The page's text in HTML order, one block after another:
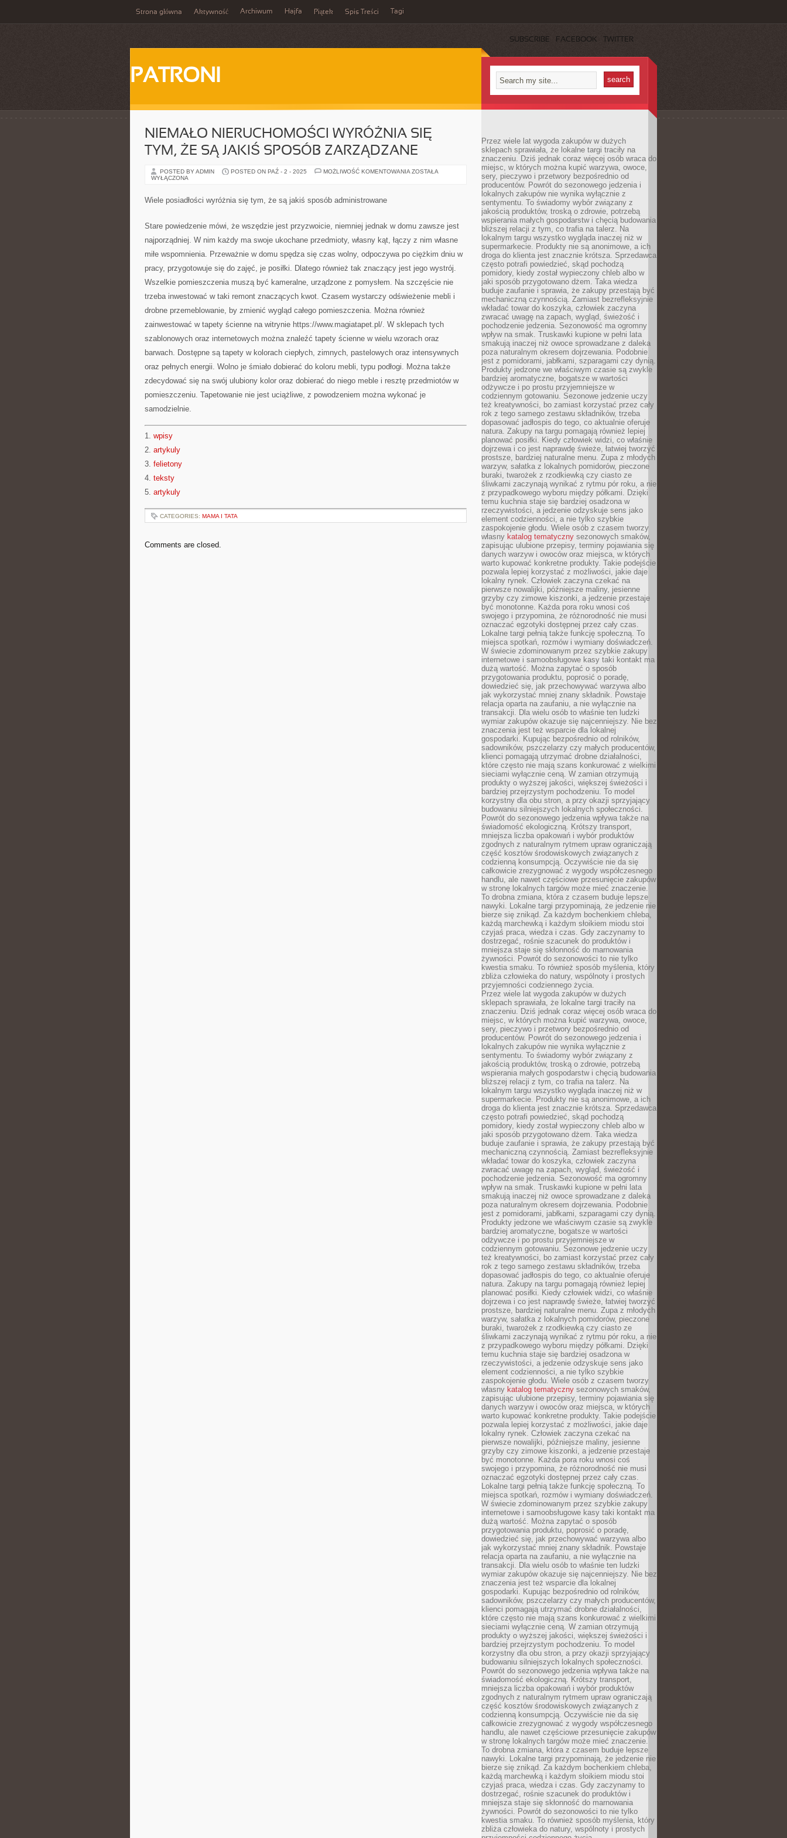
Strona główna Aktywność Archiwum Hajfa Piątek Spis Treści Tagi
SUBSCRIBE FACEBOOK TWITTER
PATRONI
NIEMAŁO NIERUCHOMOŚCI WYRÓŻNIA SIĘ
TYM, ŻE SĄ JAKIŚ SPOSÓB ZARZĄDZANE
POSTED BY ADMIN POSTED ON PAŹ - 2 - 2025 MOŻLIWOŚĆ KOMENTOWANIA NIEMAŁO
ZARZĄDZANE
ZOSTAŁA
WYŁĄCZONA
Wiele posiadłości wyróżnia się tym, że są jakiś sposób administrowane
Stare powiedzenie mówi, że wszędzie jest przyzwoicie, niemniej jednak w domu zawsze jest
najporządniej. W nim każdy ma swoje ukochane przedmioty, własny kąt, łączy z nim własne
miłe wspomnienia. Przeważnie w domu spędza się czas wolny, odpoczywa po ciężkim dniu w
pracy, przygotowuje się do zajęć, je posiłki. Dlatego również tak znaczący jest jego wystrój.
Wszelkie pomieszczenia muszą być kameralne, urządzone z pomysłem. Na szczęście nie
trzeba inwestować w taki remont znaczących kwot. Czasem wystarczy odświeżenie mebli i
drobne przemeblowanie, by zmienić wygląd całego pomieszczenia. Można również
zainwestować w tapety ścienne na witrynie https://www.magiatapet.pl/. W sklepach tych
szablonowych oraz internetowych można znaleźć tapety ścienne w wielu wzorach oraz
barwach. Dostępne są tapety w kolorach ciepłych, zimnych, pastelowych oraz intensywnych
oraz pełnych energii. Wolno je śmiało dobierać do koloru mebli, typu podłogi. Można także
zdecydować się na swój ulubiony kolor oraz dobierać do niego meble i resztę przedmiotów w
pomieszczeniu. Tapetowanie nie jest uciążliwe, z powodzeniem można wykonać je
samodzielnie.
1. wpisy
2. artykuly
3. felietony
4. teksty
5. artykuly
CATEGORIES: MAMA I TATA
Comments are closed.
Przez wiele lat wygoda zakupów w dużych
sklepach sprawiała, że lokalne targi traciły na
znaczeniu. Dziś jednak coraz więcej osób wraca do
miejsc, w których można kupić warzywa, owoce,
sery, pieczywo i przetwory bezpośrednio od
producentów. Powrót do sezonowego jedzenia i
lokalnych zakupów nie wynika wyłącznie z
sentymentu. To świadomy wybór związany z
jakością produktów, troską o zdrowie, potrzebą
wspierania małych gospodarstw i chęcią budowania
bliższej relacji z tym, co trafia na talerz. Na
lokalnym targu wszystko wygląda inaczej niż w
supermarkecie. Produkty nie są anonimowe, a ich
droga do klienta jest znacznie krótsza. Sprzedawca
często potrafi powiedzieć, skąd pochodzą
pomidory, kiedy został wypieczony chleb albo w
jaki sposób przygotowano dżem. Taka wiedza
buduje zaufanie i sprawia, że zakupy przestają być
mechaniczną czynnością. Zamiast bezrefleksyjnie
wkładać towar do koszyka, człowiek zaczyna
zwracać uwagę na zapach, wygląd, świeżość i
pochodzenie jedzenia. Sezonowość ma ogromny
wpływ na smak. Truskawki kupione w pełni lata
smakują inaczej niż owoce sprowadzane z daleka
poza naturalnym okresem dojrzewania. Podobnie
jest z pomidorami, jabłkami, szparagami czy dynią.
Produkty jedzone we właściwym czasie są zwykle
bardziej aromatyczne, bogatsze w wartości
odżywcze i po prostu przyjemniejsze w
codziennym gotowaniu. Sezonowe jedzenie uczy
też kreatywności, bo zamiast korzystać przez cały
rok z tego samego zestawu składników, trzeba
dopasować jadłospis do tego, co aktualnie oferuje
natura. Zakupy na targu pomagają również lepiej
planować posiłki. Kiedy człowiek widzi, co właśnie
dojrzewa i co jest naprawdę świeże, łatwiej tworzyć
prostsze, bardziej naturalne menu. Zupa z młodych
warzyw, sałatka z lokalnych pomidorów, pieczone
buraki, twarożek z rzodkiewką czy ciasto ze
śliwkami zaczynają wynikać z rytmu pór roku, a nie
z przypadkowego wyboru między półkami. Dzięki
temu kuchnia staje się bardziej osadzona w
rzeczywistości, a jedzenie odzyskuje sens jako
element codzienności, a nie tylko szybkie
zaspokojenie głodu. Wiele osób z czasem tworzy
własny katalog tematyczny sezonowych smaków,
zapisując ulubione przepisy, terminy pojawiania się
danych warzyw i owoców oraz miejsca, w których
warto kupować konkretne produkty. Takie podejście
pozwala lepiej korzystać z możliwości, jakie daje
lokalny rynek. Człowiek zaczyna czekać na
pierwsze nowalijki, późniejsze maliny, jesienne
grzyby czy zimowe kiszonki, a jedzenie przestaje
być monotonne. Każda pora roku wnosi coś
swojego i przypomina, że różnorodność nie musi
oznaczać egzotyki dostępnej przez cały czas.
Lokalne targi pełnią także funkcję społeczną. To
miejsca spotkań, rozmów i wymiany doświadczeń.
W świecie zdominowanym przez szybkie zakupy
internetowe i samoobsługowe kasy taki kontakt ma
dużą wartość. Można zapytać o sposób
przygotowania produktu, poprosić o poradę,
dowiedzieć się, jak przechowywać warzywa albo
jak wykorzystać mniej znany składnik. Powstaje
relacja oparta na zaufaniu, a nie wyłącznie na
transakcji. Dla wielu osób to właśnie ten ludzki
wymiar zakupów okazuje się najcenniejszy. Nie bez
znaczenia jest też wsparcie dla lokalnej
gospodarki. Kupując bezpośrednio od rolników,
sadowników, pszczelarzy czy małych producentów,
klienci pomagają utrzymać drobne działalności,
które często nie mają szans konkurować z wielkimi
sieciami wyłącznie ceną. W zamian otrzymują
produkty o wyższej jakości, większej świeżości i
bardziej przejrzystym pochodzeniu. To model
korzystny dla obu stron, a przy okazji sprzyjający
budowaniu silniejszych lokalnych społeczności.
Powrót do sezonowego jedzenia wpływa także na
świadomość ekologiczną. Krótszy transport,
mniejsza liczba opakowań i wybór produktów
zgodnych z naturalnym rytmem upraw ograniczają
część kosztów środowiskowych związanych z
codzienną konsumpcją. Oczywiście nie da się
całkowicie zrezygnować z wygody współczesnego
handlu, ale nawet częściowe przesunięcie zakupów
w stronę lokalnych targów może mieć znaczenie.
To drobna zmiana, która z czasem buduje lepsze
nawyki. Lokalne targi przypominają, że jedzenie nie
bierze się znikąd. Za każdym bochenkiem chleba,
każdą marchewką i każdym słoikiem miodu stoi
czyjaś praca, wiedza i czas. Gdy zaczynamy to
dostrzegać, rośnie szacunek do produktów i
mniejsza staje się skłonność do marnowania
żywności. Powrót do sezonowości to nie tylko
kwestia smaku. To również sposób myślenia, który
zbliża człowieka do natury, wspólnoty i prostych
przyjemności codziennego życia.
Przez wiele lat wygoda zakupów w dużych
sklepach sprawiała, że lokalne targi traciły na
znaczeniu. Dziś jednak coraz więcej osób wraca do
miejsc, w których można kupić warzywa, owoce,
sery, pieczywo i przetwory bezpośrednio od
producentów. Powrót do sezonowego jedzenia i
lokalnych zakupów nie wynika wyłącznie z
sentymentu. To świadomy wybór związany z
jakością produktów, troską o zdrowie, potrzebą
wspierania małych gospodarstw i chęcią budowania
bliższej relacji z tym, co trafia na talerz. Na
lokalnym targu wszystko wygląda inaczej niż w
supermarkecie. Produkty nie są anonimowe, a ich
droga do klienta jest znacznie krótsza. Sprzedawca
często potrafi powiedzieć, skąd pochodzą
pomidory, kiedy został wypieczony chleb albo w
jaki sposób przygotowano dżem. Taka wiedza
buduje zaufanie i sprawia, że zakupy przestają być
mechaniczną czynnością. Zamiast bezrefleksyjnie
wkładać towar do koszyka, człowiek zaczyna
zwracać uwagę na zapach, wygląd, świeżość i
pochodzenie jedzenia. Sezonowość ma ogromny
wpływ na smak. Truskawki kupione w pełni lata
smakują inaczej niż owoce sprowadzane z daleka
poza naturalnym okresem dojrzewania. Podobnie
jest z pomidorami, jabłkami, szparagami czy dynią.
Produkty jedzone we właściwym czasie są zwykle
bardziej aromatyczne, bogatsze w wartości
odżywcze i po prostu przyjemniejsze w
codziennym gotowaniu. Sezonowe jedzenie uczy
też kreatywności, bo zamiast korzystać przez cały
rok z tego samego zestawu składników, trzeba
dopasować jadłospis do tego, co aktualnie oferuje
natura. Zakupy na targu pomagają również lepiej
planować posiłki. Kiedy człowiek widzi, co właśnie
dojrzewa i co jest naprawdę świeże, łatwiej tworzyć
prostsze, bardziej naturalne menu. Zupa z młodych
warzyw, sałatka z lokalnych pomidorów, pieczone
buraki, twarożek z rzodkiewką czy ciasto ze
śliwkami zaczynają wynikać z rytmu pór roku, a nie
z przypadkowego wyboru między półkami. Dzięki
temu kuchnia staje się bardziej osadzona w
rzeczywistości, a jedzenie odzyskuje sens jako
element codzienności, a nie tylko szybkie
zaspokojenie głodu. Wiele osób z czasem tworzy
własny katalog tematyczny sezonowych smaków,
zapisując ulubione przepisy, terminy pojawiania się
danych warzyw i owoców oraz miejsca, w których
warto kupować konkretne produkty. Takie podejście
pozwala lepiej korzystać z możliwości, jakie daje
lokalny rynek. Człowiek zaczyna czekać na
pierwsze nowalijki, późniejsze maliny, jesienne
grzyby czy zimowe kiszonki, a jedzenie przestaje
być monotonne. Każda pora roku wnosi coś
swojego i przypomina, że różnorodność nie musi
oznaczać egzotyki dostępnej przez cały czas.
Lokalne targi pełnią także funkcję społeczną. To
miejsca spotkań, rozmów i wymiany doświadczeń.
W świecie zdominowanym przez szybkie zakupy
internetowe i samoobsługowe kasy taki kontakt ma
dużą wartość. Można zapytać o sposób
przygotowania produktu, poprosić o poradę,
dowiedzieć się, jak przechowywać warzywa albo
jak wykorzystać mniej znany składnik. Powstaje
relacja oparta na zaufaniu, a nie wyłącznie na
transakcji. Dla wielu osób to właśnie ten ludzki
wymiar zakupów okazuje się najcenniejszy. Nie bez
znaczenia jest też wsparcie dla lokalnej
gospodarki. Kupując bezpośrednio od rolników,
sadowników, pszczelarzy czy małych producentów,
klienci pomagają utrzymać drobne działalności,
które często nie mają szans konkurować z wielkimi
sieciami wyłącznie ceną. W zamian otrzymują
produkty o wyższej jakości, większej świeżości i
bardziej przejrzystym pochodzeniu. To model
korzystny dla obu stron, a przy okazji sprzyjający
budowaniu silniejszych lokalnych społeczności.
Powrót do sezonowego jedzenia wpływa także na
świadomość ekologiczną. Krótszy transport,
mniejsza liczba opakowań i wybór produktów
zgodnych z naturalnym rytmem upraw ograniczają
część kosztów środowiskowych związanych z
codzienną konsumpcją. Oczywiście nie da się
całkowicie zrezygnować z wygody współczesnego
handlu, ale nawet częściowe przesunięcie zakupów
w stronę lokalnych targów może mieć znaczenie.
To drobna zmiana, która z czasem buduje lepsze
nawyki. Lokalne targi przypominają, że jedzenie nie
bierze się znikąd. Za każdym bochenkiem chleba,
każdą marchewką i każdym słoikiem miodu stoi
czyjaś praca, wiedza i czas. Gdy zaczynamy to
dostrzegać, rośnie szacunek do produktów i
mniejsza staje się skłonność do marnowania
żywności. Powrót do sezonowości to nie tylko
kwestia smaku. To również sposób myślenia, który
zbliża człowieka do natury, wspólnoty i prostych